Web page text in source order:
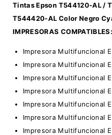
Tintas Epson T544120-AL /
T544420-AL Color Negro
IMPRESORAS COMPATIBLES:
Impresora Multifuncional
Impresora Multifuncional
Impresora Multifuncional
Impresora Multifuncional
Impresora Multifuncional
Impresora Multifuncional
Impresora Multifuncional